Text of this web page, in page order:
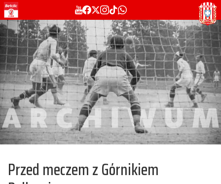
Przed meczem z Górnikiem